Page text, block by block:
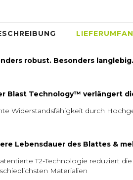
robust. Besonders langlebig.
Blast Technology™ verlängert
Widerstandsfähigkeit durch
Lebensdauer des Blattes &
T2-Technologie reduziert
Materialien